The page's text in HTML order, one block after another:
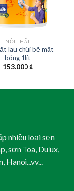
NỘI THẤT
lau chùi bề mặt
bóng 1lít
153.000₫
nhiều loại sơn
sơn Toa, Dulux,
Hanoi...vv...